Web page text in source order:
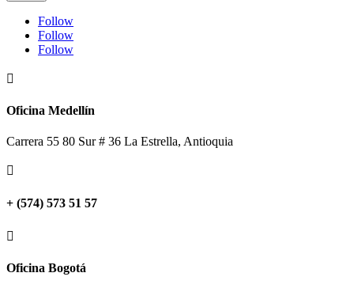
Follow
Follow
Follow

Oficina Medellín
Carrera 55 80 Sur # 36 La Estrella, Antioquia

+ (574) 573 51 57

Oficina Bogotá